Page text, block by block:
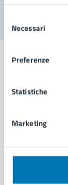
delNecessari
Preferenze
Statistiche
Marketing
AMMINISTRAZIONE
Organi di governo